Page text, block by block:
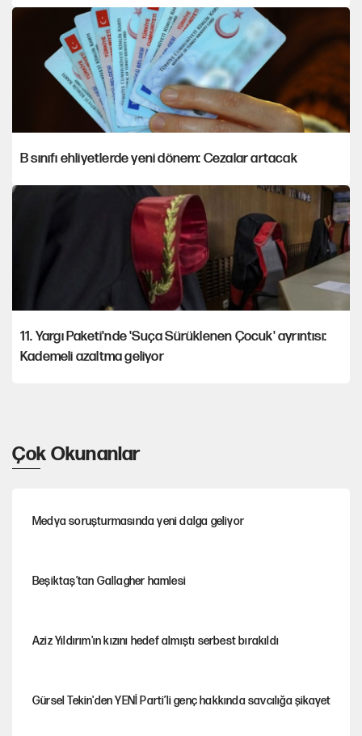
B sınıfı ehliyetlerde yeni dönem: Cezalar artacak
11. Yargı Paketi'nde 'Suça Sürüklenen Çocuk' ayrıntısı:
Kademeli azaltma geliyor
Çok Okunanlar
Medya soruşturmasında yeni dalga geliyor
Beşiktaş’tan Gallagher hamlesi
Aziz Yıldırım'ın kızını hedef almıştı serbest bırakıldı
Gürsel Tekin'den YENİ Parti’li genç hakkında savcılığa şikayet